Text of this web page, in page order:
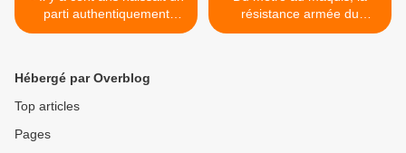
parti authentiquement
populaire - Julian Mishi, Le
résistance armée du
Colonel Fabien -
Hébergé par Overblog
Top articles
Pages